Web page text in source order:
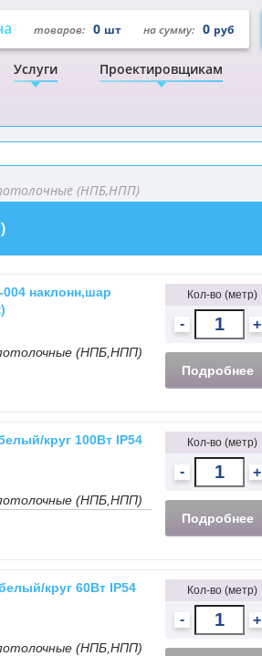
товаров: 0 шт на сумму: 0 руб
Услуги Проектировщикам
(НПБ,НПП)
наклонн,шар
(НПБ,НПП)
Кол-во (метр)
- +
Подробнее
круг 100Вт IP54
(НПБ,НПП)
Кол-во (метр)
- +
Подробнее
круг 60Вт IP54
(НПБ,НПП)
Кол-во (метр)
- +